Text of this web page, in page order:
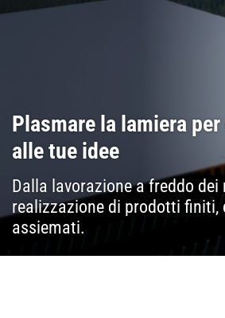
Plasmare la lamiera
alle tue idee
Dalla lavorazione a freddo
realizzazione di prodotti finiti,
assiemati.